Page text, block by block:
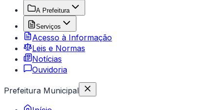
A Prefeitura
Serviços
Acesso à Informação
Leis e Normas
Notícias
Ouvidoria
Prefeitura Municipal